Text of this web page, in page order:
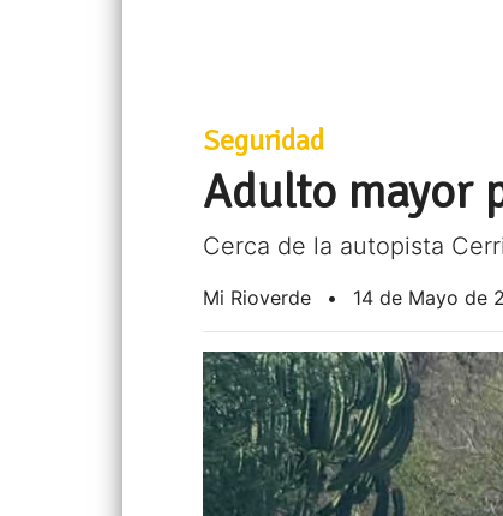
Seguridad
Adulto mayor
Cerca de la autopista
Mi Rioverde • 14 de Mayo de